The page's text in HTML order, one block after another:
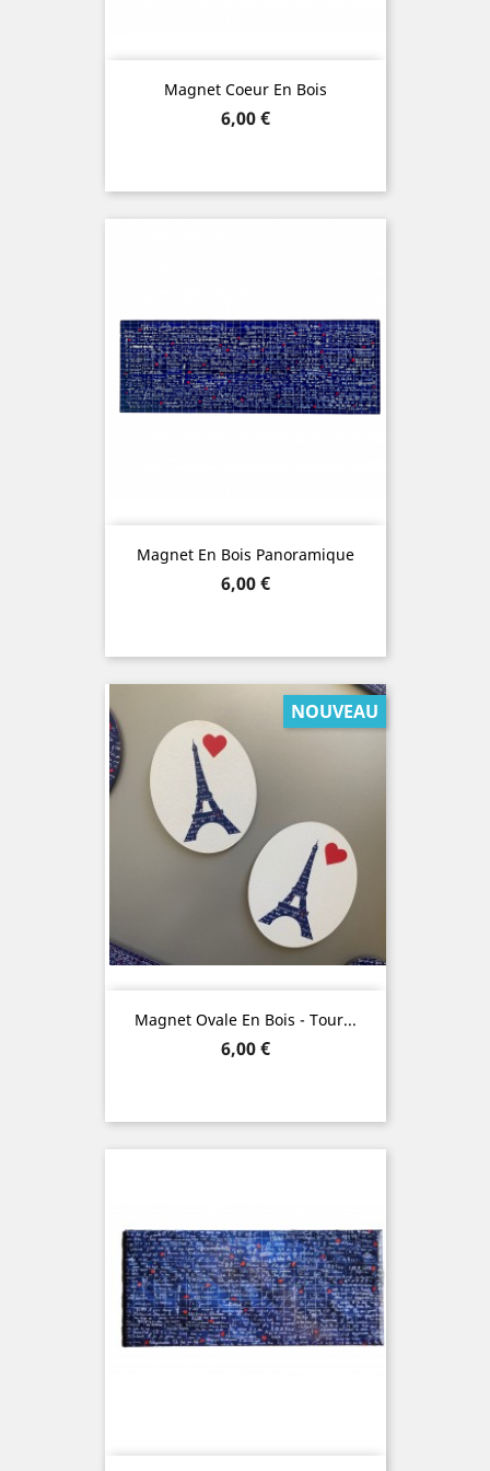
Magnet Coeur En Bois
Prix
6,00 €
Magnet En Bois Panoramique
Prix
6,00 €
Magnet Ovale En Bois - Tour...
Prix
6,00 €
NOUVEAU